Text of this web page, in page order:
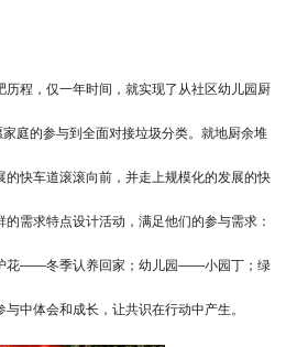
历程，仅一年时间，就实现了从社区幼儿园厨
庭的参与到全面对接垃圾分类。就地厨余堆
的快车道滚滚向前，并走上规模化的发展的快
需求特点设计活动，满足他们的参与需求：
花——冬季认养回家；幼儿园——小园丁；绿
中体会和成长，让共识在行动中产生。